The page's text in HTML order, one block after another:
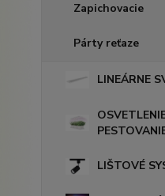
Zapichovacie
Párty reťaze
LINEÁRNE
LIŠTOVÉ